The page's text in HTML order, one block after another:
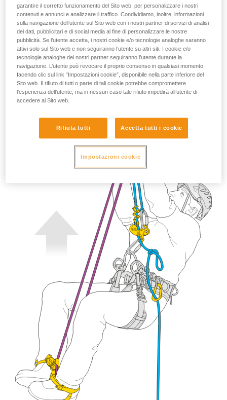
corda di lavoro.
Accesso
garantire il corretto funzionamento del Sito web, per personalizzare i nostri
contenuti e annunci e analizzare il traffico. Condividiamo, inoltre, informazioni
sulla navigazione dell’utente sul Sito web con i nostri partner di servizi di analisi
dei dati, pubblicitari e di social media al fine di personalizzare le nostre
pubblicità. Se l’utente accetta, i nostri cookie e/o tecnologie analoghe saranno
attivi solo sul Sito web e non seguiranno l’utente su altri siti. I cookie e/o
tecnologie analoghe dei nostri partner seguiranno l’utente durante la
navigazione. L’utente può revocare il proprio consenso in qualsiasi momento
facendo clic sul link “Impostazioni cookie”, disponibile nella parte inferiore del
Sito web. Il rifiuto di tutti o parte di tali cookie potrebbe compromettere
l’esperienza dell’utente, ma in nessun caso tale rifiuto impedirà all’utente di
accedere al Sito web.
Rifiuta tutti Accetta tutti i cookie
Impostazioni cookie